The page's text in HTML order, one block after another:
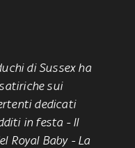
di Sussexha
sui
dedicati
in festa- Il
Royal Baby- La